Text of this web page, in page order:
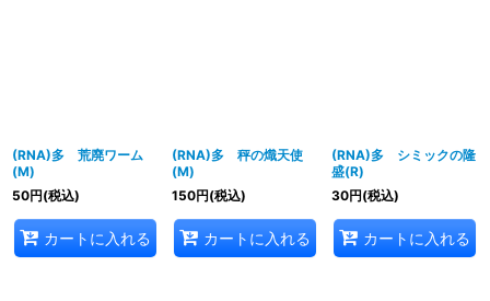
(RNA)多 荒廃ワーム
(M)
50円(税込)
カートに入れる
(RNA)多 秤の熾天使
(M)
150円(税込)
カートに入れる
(RNA)多 シミックの隆
盛(R)
30円(税込)
カートに入れる